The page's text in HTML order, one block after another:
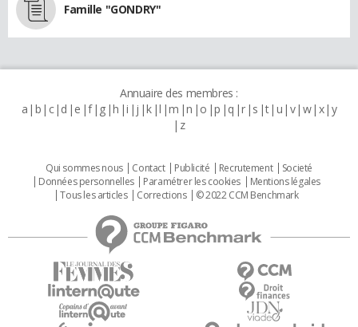
Famille "GONDRY"
Annuaire des membres :
a b c d e f g h i j k l m n o p q r s t u v w x y
z
Qui sommes nous Contact Publicité Recrutement
Societé
Données personnelles
Paramétrer les cookies
Mentions légales
Tous les articles
Corrections © 2022 CCM Benchmark